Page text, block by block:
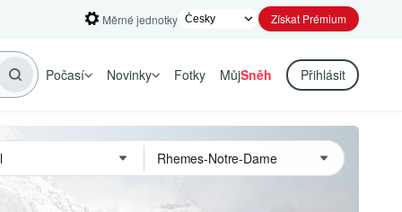
Měrné jednotky Získat Prémium
Počasí Novinky Fotky MůjSněh Přihlásit